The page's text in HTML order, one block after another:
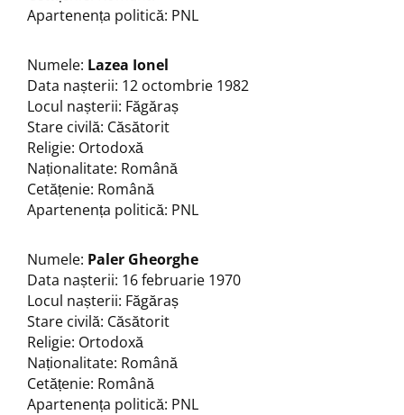
Apartenența politică: PNL
Numele: Lazea Ionel
Data nașterii: 12 octombrie 1982
Locul nașterii: Făgăraș
Stare civilă: Căsătorit
Religie: Ortodoxă
Naționalitate: Română
Cetățenie: Română
Apartenența politică: PNL
Numele: Paler Gheorghe
Data nașterii: 16 februarie 1970
Locul nașterii: Făgăraș
Stare civilă: Căsătorit
Religie: Ortodoxă
Naționalitate: Română
Cetățenie: Română
Apartenența politică: PNL